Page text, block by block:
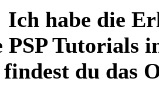
Ich habe die
PSP Tutorials
du das